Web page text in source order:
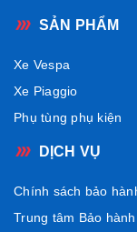
nhàng cuối tuần.
kính màu xanh
0902763399
chóng.
SẢN PHẨM
Xe Vespa
Xe Piaggio
Phụ tùng phụ kiện
DỊCH VỤ
Chính sách bảo
Trung tâm Bảo